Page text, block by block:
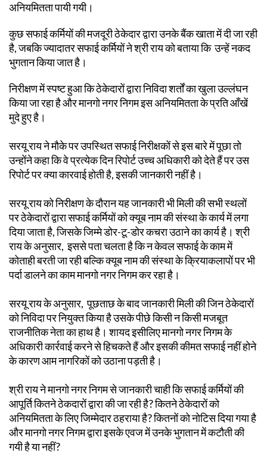
अनियमितता पायी गयी।
कुछ सफाई कर्मियों की मजदूरी ठेकेदार द्वारा उनके बैंक खाता में दी जा रही
है, जबकि ज्यादातर सफाई कर्मियों ने श्री राय को बताया कि उन्हें नकद
भुगतान किया जात है।
निरीक्षण में स्पष्ट हुआ कि ठेकेदारों द्वारा निविदा शर्तों का खुला उल्लंघन
किया जा रहा है और मानगो नगर निगम इस अनियमितता के प्रति आँखें
मुदे हुए है।
सरयू राय ने मौके पर उपस्थित सफाई निरीक्षकों से इस बारे में पूछा तो
उन्होंने कहा कि वे प्रत्येक दिन रिपोर्ट उच्च अधिकारी को देते हैं पर उस
रिपोर्ट पर क्या कारवाई होती है, इसकी जानकारी नहीं है।
सरयू राय को निरीक्षण के दौरान यह जानकारी भी मिली की सभी स्थलों
पर ठेकेदारों द्वारा सफाई कर्मियों को क्यूब नाम की संस्था के कार्य में लगा
दिया जाता है, जिसके जिम्मे डोर-टू-डोर कचरा उठाने का कार्य है। श्री
राय के अनुसार, इससे पता चलता है कि न केवल सफाई के काम में
कोताही बरती जा रही बल्कि क्यूब नाम की संस्था के क्रियाकलापों पर भी
पर्दा डालने का काम मानगो नगर निगम कर रहा है।
सरयू राय के अनुसार, पूछताछ के बाद जानकारी मिली की जिन ठेकेदारों
को निविदा पर नियुक्त किया है उसके पीछे किसी न किसी मजबूत
राजनीतिक नेता का हाथ है। शायद इसीलिए मानगो नगर निगम के
अधिकारी कार्रवाई करने से हिचकते हैं और इसकी कीमत सफाई नहीं होने
के कारण आम नागरिकों को उठाना पड़ती है।
श्री राय ने मानगो नगर निगम से जानकारी चाही कि सफाई कर्मियों की
आपूर्ति कितने ठेकदारों द्वारा की जा रही है? कितने ठेकेदारों को
अनियमितता के लिए जिम्मेदार ठहराया है? कितनों को नोटिस दिया गया है
और मानगो नगर निगम द्वारा इसके एवज में उनके भुगतान में कटौती की
गयी है या नहीं?